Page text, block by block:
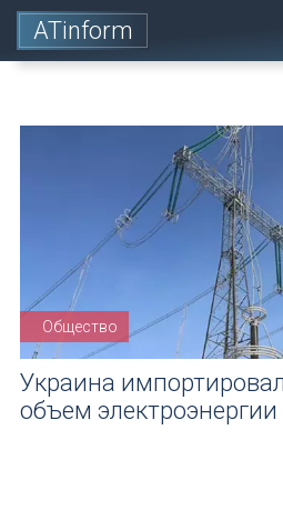
ATinform
Общество
Украина
объем электроэнергии